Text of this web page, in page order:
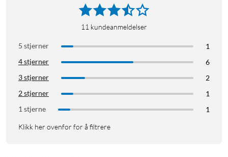
11 kundeanmeldelser
5 stjerner
1
4 stjerner
6
3 stjerner
2
2 stjerner
1
1 stjerne
1
Klikk her ovenfor for å filtrere